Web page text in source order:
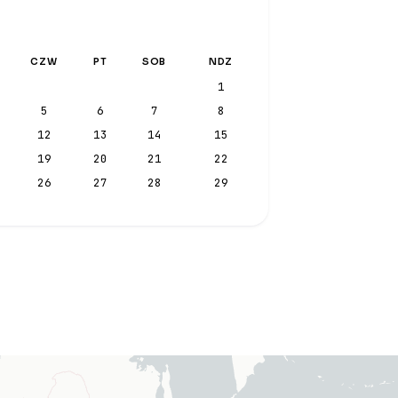
CZW PT SOB NDZ
1
5
6 7
8
12
13 14
15
19
20 21
22
26
27 28 29